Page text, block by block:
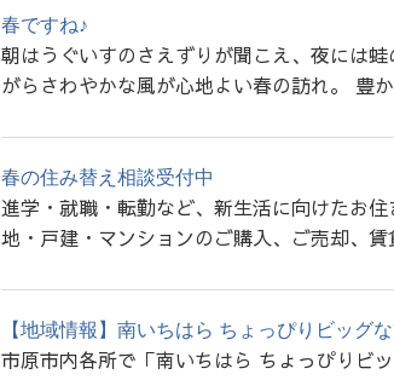
春ですね♪
朝はうぐいすのさえずりが聞こえ、夜には
がらさわやかな風が心地よい春の訪れ。 豊
春の住み替え相談受付中
進学・就職・転勤など、新生活に向けたお
地・戸建・マンションのご購入、ご売却、
【地域情報】南いちはら ちょっぴりビッグ
市原市内各所で「南いちはら ちょっぴりビ